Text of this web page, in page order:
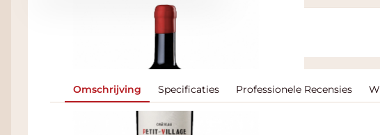
Heb je deze wijn geproefd?
Omschrijving Specificaties Professionele Recensies